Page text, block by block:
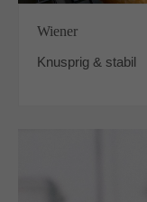
Wiener
Knusprig & stabil